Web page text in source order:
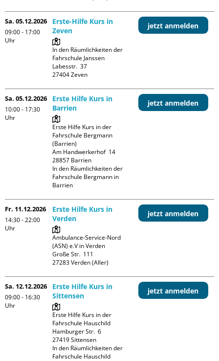
Sa. 05.12.2026
09:00 - 17:00
Uhr
Erste-Hilfe Kurs in
Zeven
In den Räumlichkeiten der
Fahrschule Janssen
Labesstr.  37
jetzt anmelden
Sa. 05.12.2026
10:00 - 17:30
Uhr
Erste Hilfe Kurs in
Barrien
Erste Hilfe Kurs in der
Fahrschule Bergmann
(Barrien)
Am Handwerkerhof  14
28857 Barrien
In den Räumlichkeiten der
Fahrschule Bergmann in
Barrien
jetzt anmelden
Fr. 11.12.2026
14:30 - 22:00
Uhr
Erste Hilfe Kurs in
Verden
Ambulance-Service-Nord
(ASN) e.V in Verden
Große Str.  111
jetzt anmelden
Sa. 12.12.2026
09:00 - 16:30
Uhr
Erste Hilfe Kurs in
Sittensen
Erste Hilfe Kurs in der
Fahrschule Hauschild
Hamburger Str.  6
27419 Sittensen
In den Räumlichkeiten der
Fahrschule Hauschild
jetzt anmelden